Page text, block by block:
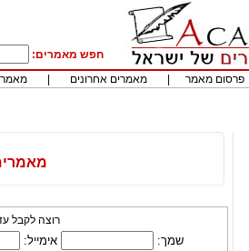
חפש מאמרים:
פרסום מאמר מאמרים אחרונים
רוצה לקבל
שמך: אימייל: